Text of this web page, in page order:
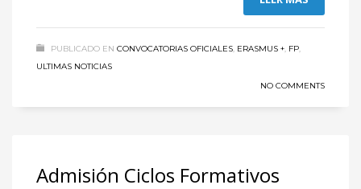
PUBLICADO EN CONVOCATORIAS OFICIALES ERASMUS + FP
ULTIMAS NOTICIAS
NO COMMENTS
Admisión Ciclos Formativos